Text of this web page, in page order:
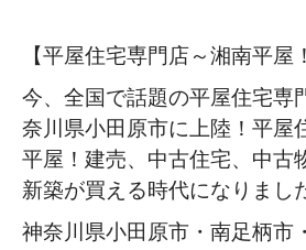
【平屋住宅専門店～湘南平屋
今、全国で話題の平屋住宅専
奈川県小田原市に上陸！平屋
平屋！建売、中古住宅、中古
新築が買える時代になりまし
神奈川県小田原市・南足柄市